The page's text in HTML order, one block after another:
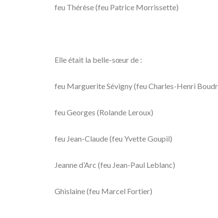
feu Thérèse (feu Patrice Morrissette)
Elle était la belle-sœur de :
feu Marguerite Sévigny (feu Charles-Henri
feu Georges (Rolande Leroux)
feu Jean-Claude (feu Yvette Goupil)
Jeanne d’Arc (feu Jean-Paul Leblanc)
Ghislaine (feu Marcel Fortier)